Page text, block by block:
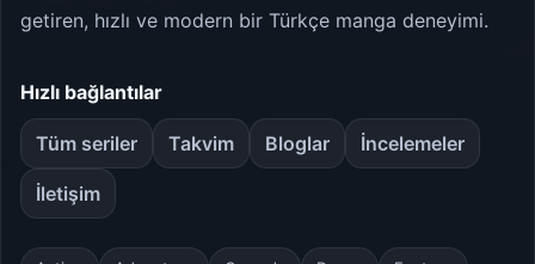
getiren, hızlı ve modern bir Türkçe manga deneyimi.
Hızlı bağlantılar
Tüm seriler Takvim Bloglar İncelemeler
İletişim